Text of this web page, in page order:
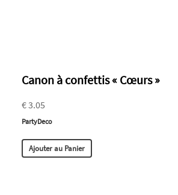
Canon à confettis « Cœurs »
€ 3.05
PartyDeco
Ajouter au Panier